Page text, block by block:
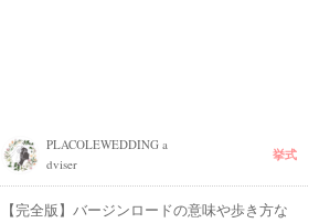
PLACOLEWEDDING a
dviser
挙式
【完全版】バージンロードの意味や歩き方な